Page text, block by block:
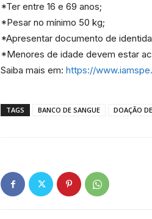
*Ter entre 16 e 69 anos;
*Pesar no mínimo 50 kg;
*Apresentar documento de
*Menores de idade devem estar
Saiba mais em: https://
TAGS BANCO DE SANGUE DOAÇÃO